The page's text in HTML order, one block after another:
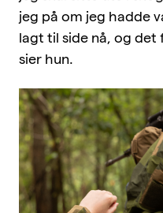
jeg på om jeg hadde
lagt til side nå, og det
sier hun.